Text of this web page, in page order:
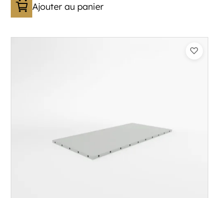
Ajouter au panier